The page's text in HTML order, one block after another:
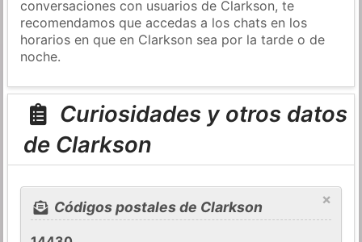
conversaciones con usuarios de Clarkson, te
recomendamos que accedas a los chats en los
horarios en que en Clarkson sea por la tarde o de
noche.
Curiosidades y otros datos
de Clarkson
×
Códigos postales de Clarkson